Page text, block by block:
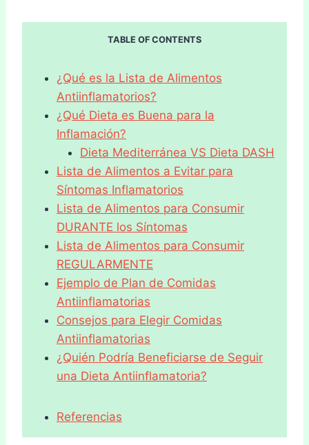
TABLE OF CONTENTS
¿Qué es la Lista de Alimentos
Antiinflamatorios?
¿Qué Dieta es Buena para la
Inflamación?
Dieta Mediterránea VS Dieta DASH
Lista de Alimentos a Evitar para
Síntomas Inflamatorios
Lista de Alimentos para Consumir
DURANTE los Síntomas
Lista de Alimentos para Consumir
REGULARMENTE
Ejemplo de Plan de Comidas
Antiinflamatorias
Consejos para Elegir Comidas
Antiinflamatorias
¿Quién Podría Beneficiarse de Seguir
una Dieta Antiinflamatoria?
Referencias